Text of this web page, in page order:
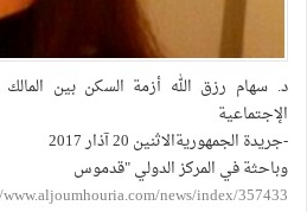
د. سهام رزق الله أزمة السكن بين المالك
الإجتماعية
-جريدة الجمهوريةالاثنين 20 آذار 2017
وباحثة في المركز الدولي "قدموس
news/index/357433